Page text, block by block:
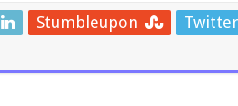
Twitter
Stumbleupon